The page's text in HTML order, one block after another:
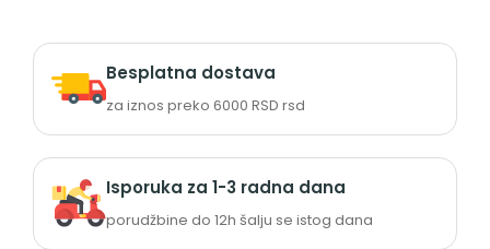
Besplatna dostava
za iznos preko 6000 RSD rsd
Isporuka za 1-3 radna dana
porudžbine do 12h šalju se istog dana